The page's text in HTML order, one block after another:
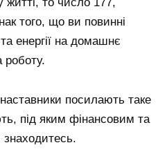
того, що ви повинні
енергії на домашнє
посилають таке
під яким фінансовим та